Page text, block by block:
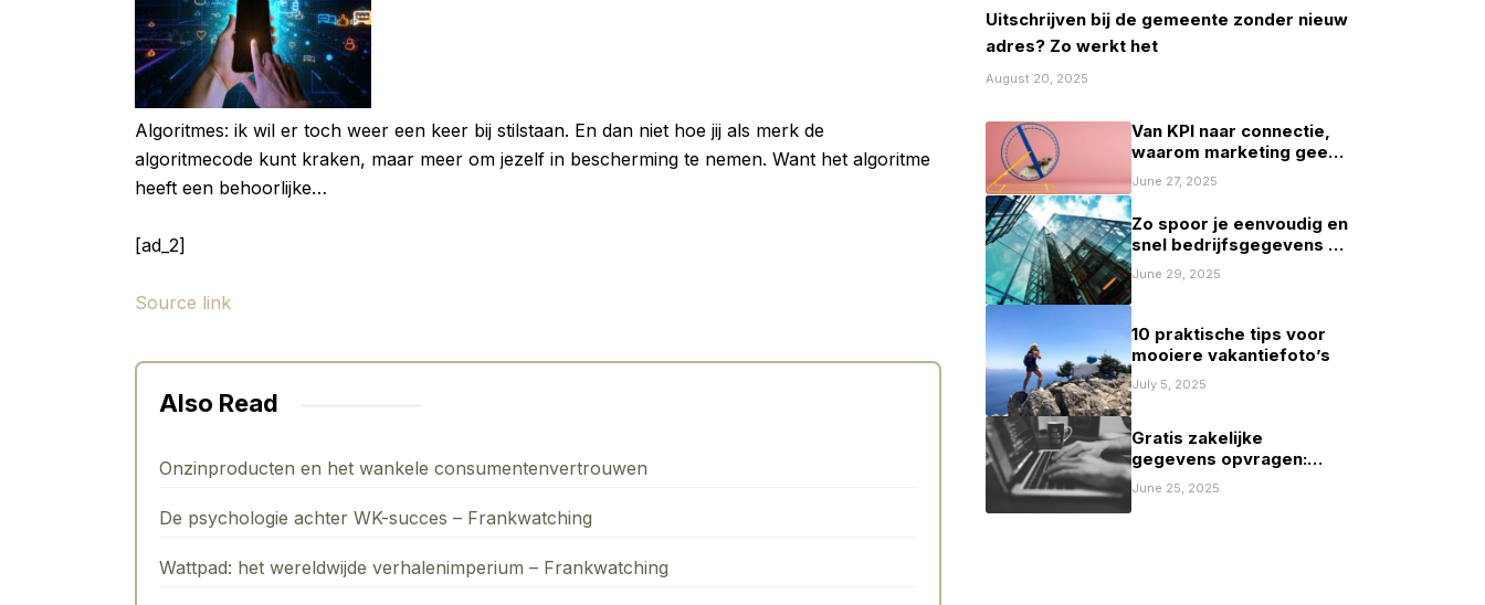
Algoritmes: ik wil er toch weer een keer bij stilstaan. En dan niet hoe jij als merk de
algoritmecode kunt kraken, maar meer om jezelf in bescherming te nemen. Want het algoritme
heeft een behoorlijke…
[ad_2]
Source link
Also Read
Onzinproducten en het wankele consumentenvertrouwen
De psychologie achter WK-succes – Frankwatching
Wattpad: het wereldwijde verhalenimperium – Frankwatching
Uitschrijven bij de gemeente zonder nieuw
adres? Zo werkt het
August 20, 2025
Van KPI naar connectie,
waarom marketing geen
spelletje scoren mag zijn
June 27, 2025
Zo spoor je eenvoudig en
snel bedrijfsgegevens op
in Nederland
June 29, 2025
10 praktische tips voor
mooiere vakantiefoto’s
July 5, 2025
Gratis zakelijke
gegevens opvragen:
mogelijkheden en
beperkingen
June 25, 2025